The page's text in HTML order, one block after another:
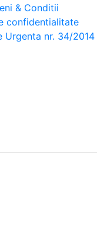
& Conditii
confidentialitate
Urgenta nr. 34/2014